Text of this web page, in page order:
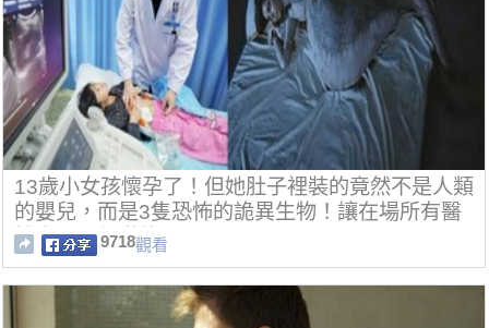
13歲小女孩懷孕了！但她肚子裡裝的竟然不是人類
的嬰兒，而是3隻恐怖的詭異生物！讓在場所有醫
護人員全都嚇傻了！
9718觀看